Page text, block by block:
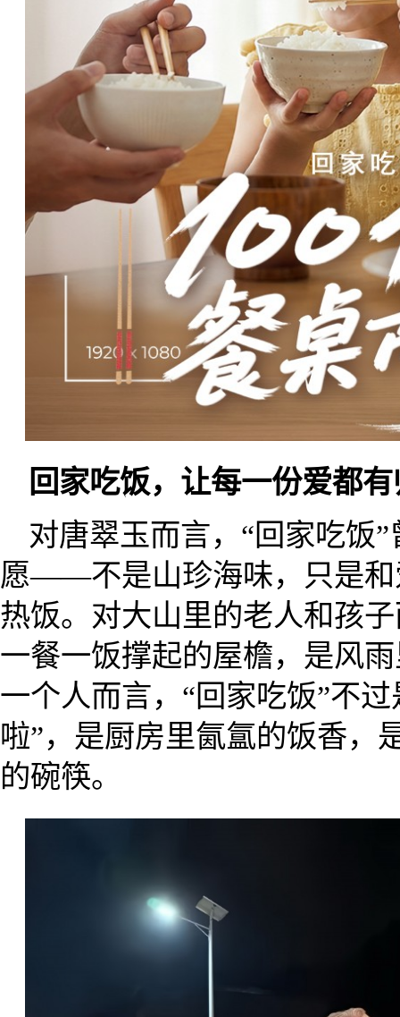
回家吃饭，让每一份爱都
对唐翠玉而言，“回家吃饭
愿——不是山珍海味，只是和
热饭。对大山里的老人和孩
一餐一饭撑起的屋檐，是风
一个人而言，“回家吃饭”不
啦”，是厨房里氤氲的饭香，
的碗筷。